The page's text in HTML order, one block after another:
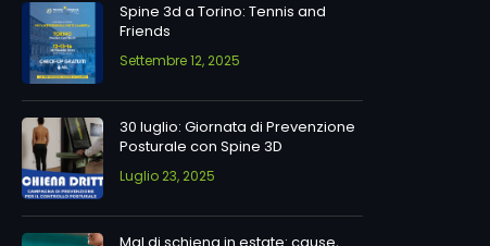
Spine 3d a Torino: Tennis and
Friends
Settembre 12, 2025
30 luglio: Giornata di Prevenzione
Posturale con Spine 3D
Luglio 23, 2025